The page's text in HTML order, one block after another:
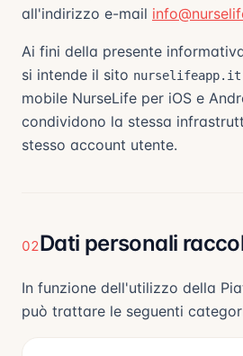
all'indirizzo e-mail
Ai fini della presente
si intende il sito nurselifeapp.it
mobile NurseLife per iOS e
condividono la stessa
stesso account utente.
02Dati personali
In funzione dell'utilizzo della
può trattare le seguenti